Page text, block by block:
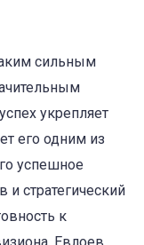
сильным
укрепляет
его одним из
успешное
стратегический
к